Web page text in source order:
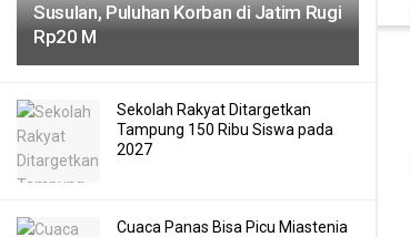
Susulan, Puluhan Korban di Jatim Rugi
Rp20 M
Sekolah Rakyat Ditargetkan
Tampung 150 Ribu Siswa pada
2027
Cuaca Panas Bisa Picu Miastenia